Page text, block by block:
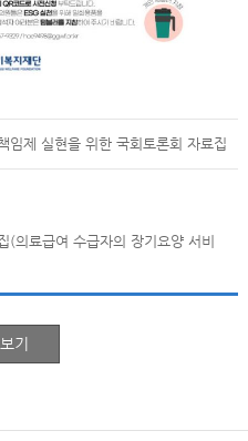
임제 실현을 위한 국회토론회 자료집
(의료급여 수급자의 장기요양 서비